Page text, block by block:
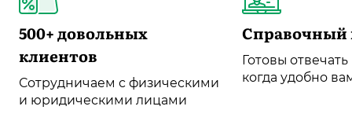
500+ довольных
клиентов
Сотрудничаем с физическими
и юридическими лицами
Справочный
Готовы
когда удобно